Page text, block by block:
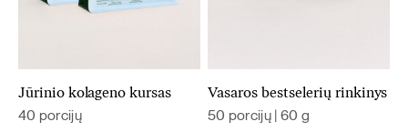
Jūrinio kolageno kursas
40 porcijų
Vasaros bestselerių rinkinys
50 porcijų | 60 g